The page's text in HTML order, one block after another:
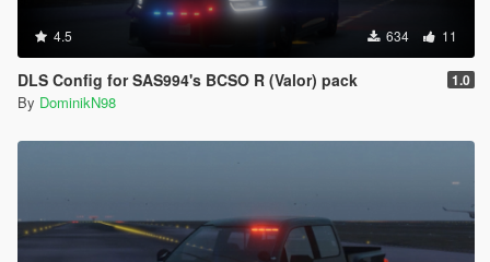
4.5 634 11
DLS Config for SAS994's BCSO R (Valor) pack 1.0
By DominikN98